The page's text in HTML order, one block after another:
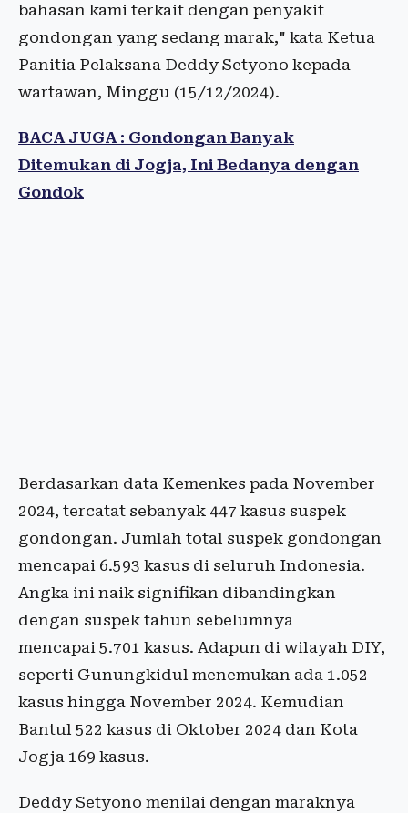
bahasan kami terkait dengan penyakit
gondongan yang sedang marak," kata Ketua
Panitia Pelaksana Deddy Setyono kepada
wartawan, Minggu (15/12/2024).
BACA JUGA : Gondongan Banyak
Ditemukan di Jogja, Ini Bedanya dengan
Gondok
Berdasarkan data Kemenkes pada November
2024, tercatat sebanyak 447 kasus suspek
gondongan. Jumlah total suspek gondongan
mencapai 6.593 kasus di seluruh Indonesia.
Angka ini naik signifikan dibandingkan
dengan suspek tahun sebelumnya
mencapai 5.701 kasus. Adapun di wilayah DIY,
seperti Gunungkidul menemukan ada 1.052
kasus hingga November 2024. Kemudian
Bantul 522 kasus di Oktober 2024 dan Kota
Jogja 169 kasus.
Deddy Setyono menilai dengan maraknya